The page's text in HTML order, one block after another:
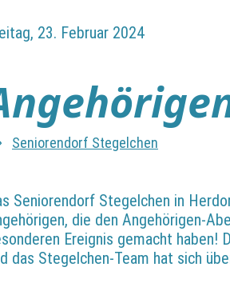
23. Februar 2024
Seniorendorf Stegelchen
Seniorendorf Stegelchen in
die den Angehörigen-
Ereignis gemacht haben!
das Stegelchen-Team hat sich